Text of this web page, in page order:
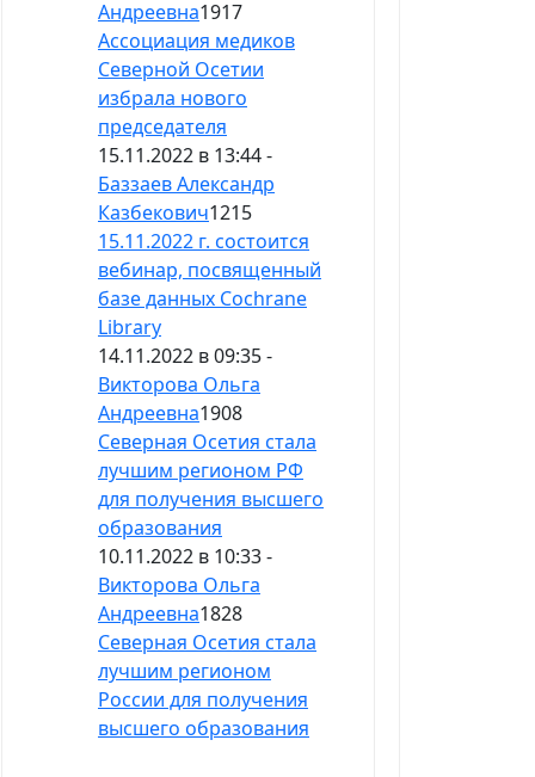
Андреевна1917
Ассоциация медиков
Северной Осетии
избрала нового
председателя
15.11.2022 в 13:44 -
Баззаев Александр
Казбекович1215
15.11.2022 г. состоится
вебинар, посвященный
базе данных Cochrane
Library
14.11.2022 в 09:35 -
Викторова Ольга
Андреевна1908
Северная Осетия стала
лучшим регионом РФ
для получения высшего
образования
10.11.2022 в 10:33 -
Викторова Ольга
Андреевна1828
Северная Осетия стала
лучшим регионом
России для получения
высшего образования